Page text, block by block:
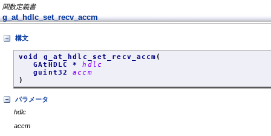
関数定義書
g_at_hdlc_set_recv_accm
構文
void g_at_hdlc_set_recv_accm (
GAtHDLC *hdlc
guint32accm
)
パラメータ
hdlc
accm